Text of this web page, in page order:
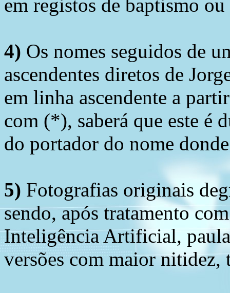
em registos de baptismo
4) Os nomes seguidos de
ascendentes diretos de
em linha ascendente a
com (*), saberá que este é
do portador do nome
5) Fotografias originais
sendo, após tratamento
Inteligência Artificial,
versões com maior nitidez,